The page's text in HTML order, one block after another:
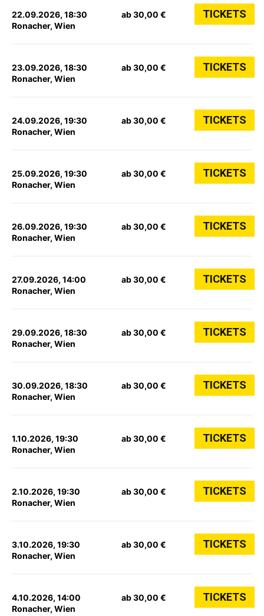
22.09.2026, 18:30
Ronacher, Wien
ab 30,00 € TICKETS
23.09.2026, 18:30
Ronacher, Wien
ab 30,00 € TICKETS
24.09.2026, 19:30
Ronacher, Wien
ab 30,00 € TICKETS
25.09.2026, 19:30
Ronacher, Wien
ab 30,00 € TICKETS
26.09.2026, 19:30
Ronacher, Wien
ab 30,00 € TICKETS
27.09.2026, 14:00
Ronacher, Wien
ab 30,00 € TICKETS
29.09.2026, 18:30
Ronacher, Wien
ab 30,00 € TICKETS
30.09.2026, 18:30
Ronacher, Wien
ab 30,00 € TICKETS
1.10.2026, 19:30
Ronacher, Wien
ab 30,00 € TICKETS
2.10.2026, 19:30
Ronacher, Wien
ab 30,00 € TICKETS
3.10.2026, 19:30
Ronacher, Wien
ab 30,00 € TICKETS
4.10.2026, 14:00
Ronacher, Wien
ab 30,00 € TICKETS